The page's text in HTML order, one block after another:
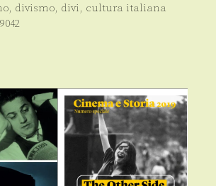
divismo, divi, cultura italiana